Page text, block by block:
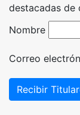
destacadas de
Nombre
Correo
Recibir